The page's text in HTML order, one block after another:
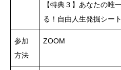
【特典３】あなたの唯
る！自由人生発掘シート
参加
方法
ZOOM